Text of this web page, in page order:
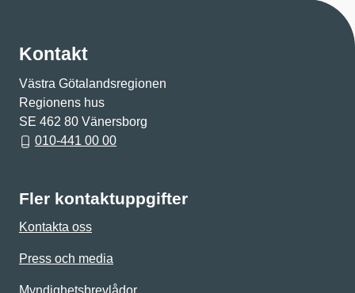
Kontakt
Västra Götalandsregionen
Regionens hus
SE 462 80 Vänersborg
010-441 00 00
Fler kontaktuppgifter
Kontakta oss
Press och media
Myndighetsbrevlådor